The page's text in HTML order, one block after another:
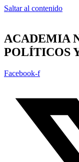
Saltar al contenido
ACADEMIA
POLÍTICOS
Facebook-f